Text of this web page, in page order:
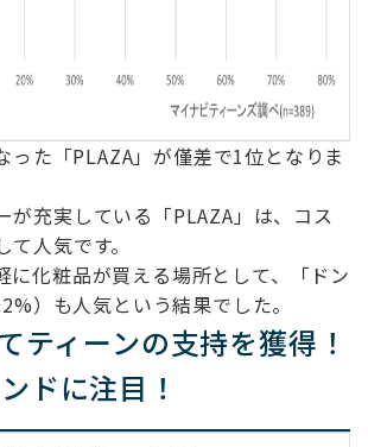
った「PLAZA」が僅差で1位となりま
が充実している「PLAZA」は、コス
人気です。
に化粧品が買える場所として、「ドン
）も人気という結果でした。
ティーンの支持を獲得！
ドに注目！